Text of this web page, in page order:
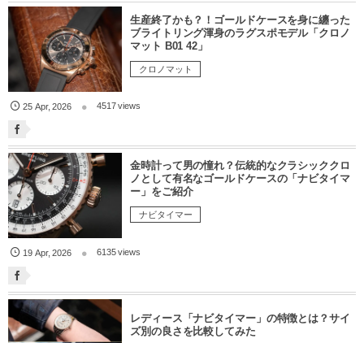
生産終了かも？！ゴールドケースを身に纏った
ブライトリング渾身のラグスポモデル「クロノ
マット B01 42」
クロノマット
25 Apr,2026 4517 views
金時計って男の憧れ？伝統的なクラシッククロ
ノとして有名なゴールドケースの「ナビタイマ
ー」をご紹介
ナビタイマー
19 Apr,2026 6135 views
レディース「ナビタイマー」の特徴とは？サイ
ズ別の良さを比較してみた